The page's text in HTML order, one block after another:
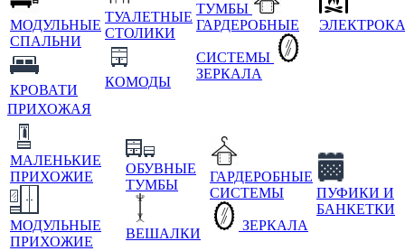
МОДУЛЬНЫЕ
СПАЛЬНИ
КРОВАТИ
ТУАЛЕТНЫЕ
СТОЛИКИ
КОМОДЫ
ТУМБЫ
ГАРДЕРОБНЫЕ
СИСТЕМЫ
ЗЕРКАЛА
ПРИХОЖАЯ
МАЛЕНЬКИЕ
ПРИХОЖИЕ
МОДУЛЬНЫЕ
ПРИХОЖИЕ
ОБУВНЫЕ
ТУМБЫ
ВЕШАЛКИ
ГАРДЕРОБНЫЕ
СИСТЕМЫ
ЗЕРКАЛА
ПУФИКИ И
БАНКЕТКИ